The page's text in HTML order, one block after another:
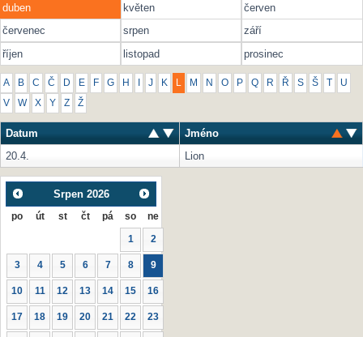
duben
květen
červen
červenec
srpen
září
říjen
listopad prosinec
A B C Č D E F G H J K L M N O P Q R Ř S Š U
V W X Y Z Ž
Datum
Jméno
20.4.
Lion
Srpen 2026
po út st čt pá so ne
1 2
3 4 5 6 7 8 9
10 11 12 13 14 15 16
17 18 19 20 21 22 23